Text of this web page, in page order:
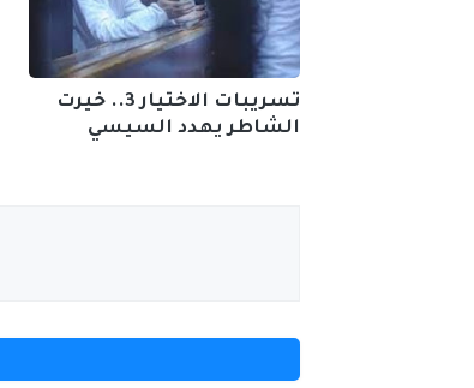
تسريبات الاختيار 3.. خيرت
الشاطر يهدد السيسي